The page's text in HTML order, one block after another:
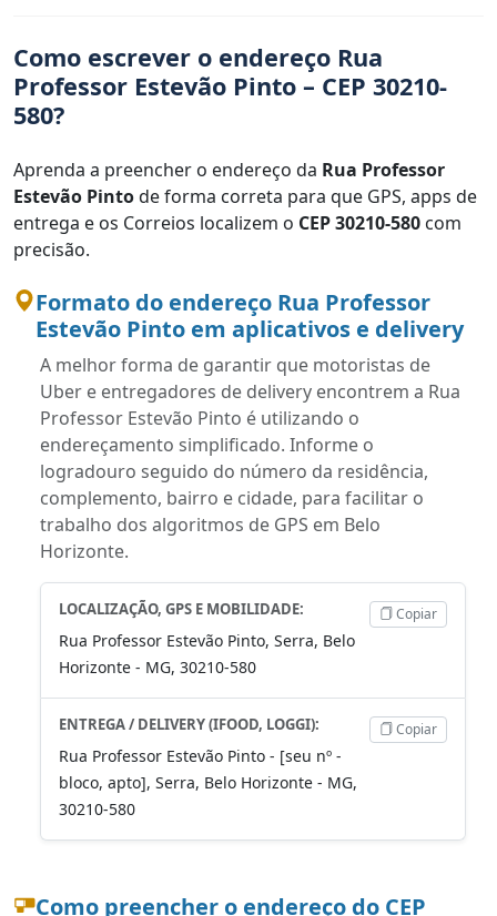
Como escrever o endereço Rua
Professor Estevão Pinto – CEP 30210-
580?
Aprenda a preencher o endereço da Rua Professor
Estevão Pintode forma correta para que GPS, apps de
entrega e os Correios localizem o CEP 30210-580 com
precisão.
Formato do endereço Rua Professor
Estevão Pinto em aplicativos e delivery
A melhor forma de garantir que motoristas de
Uber e entregadores de delivery encontrem a Rua
Professor Estevão Pinto é utilizando o
endereçamento simplificado. Informe o
logradouro seguido do número da residência,
complemento, bairro e cidade, para facilitar o
trabalho dos algoritmos de GPS em Belo
Horizonte.
LOCALIZAÇÃO, GPS E MOBILIDADE:
Rua Professor Estevão Pinto, Serra, Belo
Horizonte - MG, 30210-580
Copiar
ENTREGA / DELIVERY (IFOOD, LOGGI):
Rua Professor Estevão Pinto - [seu nº -
bloco, apto], Serra, Belo Horizonte - MG,
30210-580
Copiar
Como preencher o endereço do CEP